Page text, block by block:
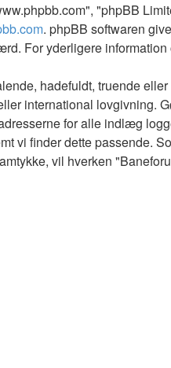
"phpBB
. phpBB softwaren
For yderligere
hadefuldt, truende
international lovgivning.
for alle indlæg
vi finder dette passende.
vil hverken